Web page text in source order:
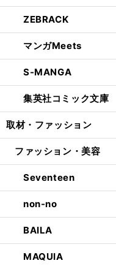
ZEBRACK
マンガMeets
S-MANGA
集英社コミック文庫
取材・ファッション
ファッション・美容
Seventeen
non-no
BAILA
MAQUIA